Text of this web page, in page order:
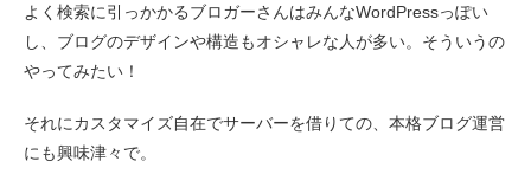
よく検索に引っかかるブロガーさんはみんなWordPressっぽい
し、ブログのデザインや構造もオシャレな人が多い。そういうの
やってみたい！
それにカスタマイズ自在でサーバーを借りての、本格ブログ運営
にも興味津々で。